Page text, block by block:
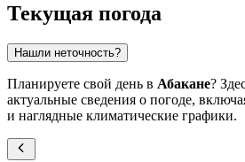
Текущая погода
Нашли неточность?
Планируете свой день в Абакане?
актуальные сведения о погоде,
и наглядные климатические графики.